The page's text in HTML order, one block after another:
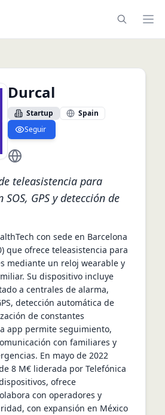
Durcal
Startup
Spain
Seguir
https://durcal.com/
teleasistencia para
GPS y detección de
con sede en Barcelona
que ofrece teleasistencia para
mediante un reloj wearable y
Su dispositivo incluye
a centrales de alarma,
detección automática de
de constantes
app permite seguimiento,
con familiares y
En mayo de 2022
8 M€ liderada por Telefónica
ofrece
con operadores y
con expansión en México